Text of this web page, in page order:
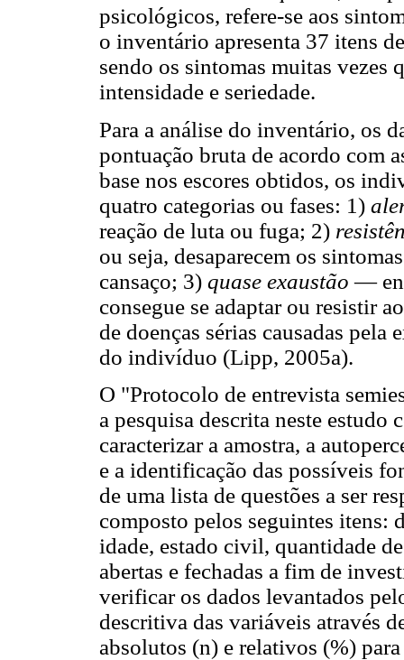
psicológicos, refere-se aos
o inventário apresenta 37 itens
sendo os sintomas muitas vezes
intensidade e seriedade.
Para a análise do inventário, os
pontuação bruta de acordo com
base nos escores obtidos, os
quatro categorias ou fases: 1)
reação de luta ou fuga; 2)
ou seja, desaparecem os
cansaço; 3) quase exaustão—
consegue se adaptar ou resistir
de doenças sérias causadas
do indivíduo (Lipp, 2005a).
O "Protocolo de entrevista
a pesquisa descrita neste
caracterizar a amostra, a
e a identificação das possíveis
de uma lista de questões a ser
composto pelos seguintes itens:
idade, estado civil, quantidade
abertas e fechadas a fim de
verificar os dados levantados
descritiva das variáveis através
absolutos (n) e relativos (%)